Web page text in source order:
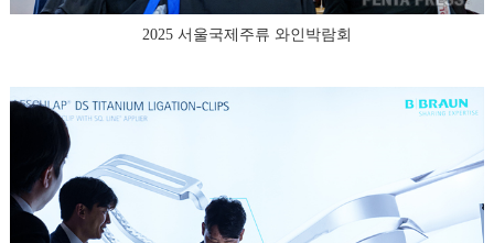
2025 서울국제주류 와인박람회